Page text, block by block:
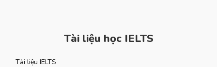
Tài liệu học IELTS
Tài liệu IELTS